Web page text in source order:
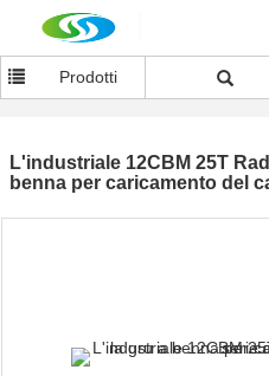
Prodotti
L'industriale 12CBM 25T
benna per caricamento del